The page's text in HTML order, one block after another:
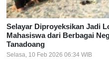
Selayar Diproyeksikan Jadi
Mahasiswa dari Berbagai
Tanadoang
Selasa, 10 Feb 2026 06:34 WIB